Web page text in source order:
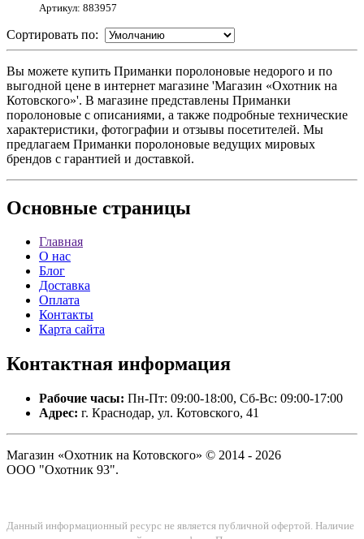
Артикул: 883957
Сортировать по:
Вы можете купить Приманки поролоновые недорого и по
выгодной цене в интернет магазине 'Магазин «Охотник на
Котовского»'. В магазине представлены Приманки
поролоновые с описаниями, а также подробные технические
характеристики, фотографии и отзывы посетителей. Мы
предлагаем Приманки поролоновые ведущих мировых
брендов с гарантией и доставкой.
Основные страницы
Главная
О нас
Блог
Доставка
Оплата
Контакты
Карта сайта
Контактная информация
Рабочие часы: Пн-Пт: 09:00-18:00, Сб-Вс: 09:00-17:00
Адрес: г. Краснодар, ул. Котовского, 41
Магазин «Охотник на Котовского» © 2014 - 2026
ООО "Охотник 93".
Данный информационный ресурс не является публичной офертой. Наличие